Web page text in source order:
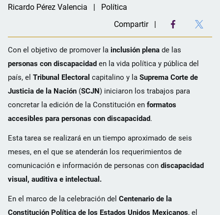
Ricardo Pérez Valencia
Política
Compartir
Con el objetivo de promover la inclusión plena de las
personas con discapacidad en la vida política y pública del
país, el Tribunal Electoral capitalino y la Suprema Corte de
Justicia de la Nación (SCJN) iniciaron los trabajos para
concretar la edición de la Constitución en formatos
accesibles para personas con discapacidad.
Esta tarea se realizará en un tiempo aproximado de seis
meses, en el que se atenderán los requerimientos de
comunicación e información de personas con discapacidad
visual, auditiva e intelectual.
En el marco de la celebración del Centenario de la
Constitución Política de los Estados Unidos Mexicanos, el